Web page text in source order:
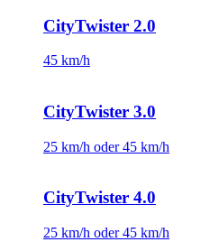
CityTwister 2.0
45 km/h
CityTwister 3.0
25 km/h oder 45 km/h
CityTwister 4.0
25 km/h oder 45 km/h